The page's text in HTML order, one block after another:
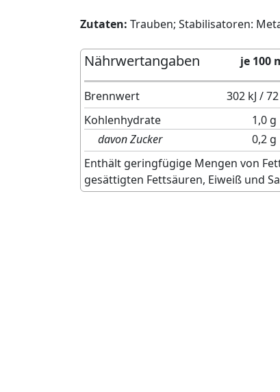
Zutaten: Trauben; Stabilisatoren:
Nährwertangaben je 100
Brennwert
302 kJ /
Kohlenhydrate
1,0 g
davon Zucker
0,2 g
Enthält geringfügige Mengen von
gesättigten Fettsäuren, Eiweiß und